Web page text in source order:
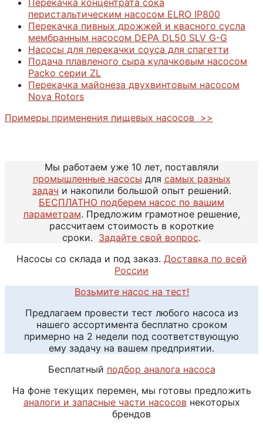
перистальтическим насосом ELRO IP800
Перекачка пивных дрожжей и квасного сусла
мембранным насосом DEPA DL50 SLV G-G
Насосы для перекачки соуса для спагетти
Подача плавленого сыра кулачковым насосом
Packo серии ZL
Перекачка майонеза двухвинтовым насосом
Nova Rotors
Примеры применения пищевых насосов >>
Мы работаем уже 10 лет, поставляли
промышленные насосы для самых разных
задач и накопили большой опыт решений.
БЕСПЛАТНО подберем насос по вашим
параметрам. Предложим грамотное решение,
рассчитаем стоимость в короткие
сроки. Задайте свой вопрос.
Насосы со склада и под заказ. Доставка по всей
России
Возьмите насос на тест!
Предлагаем провести тест любого насоса из
нашего ассортимента бесплатно сроком
примерно на 2 недели под соответствующую
ему задачу на вашем предприятии.
Бесплатный подбор аналога насоса
На фоне текущих перемен, мы готовы предложить
аналоги и запасные части насосовнекоторых
брендов